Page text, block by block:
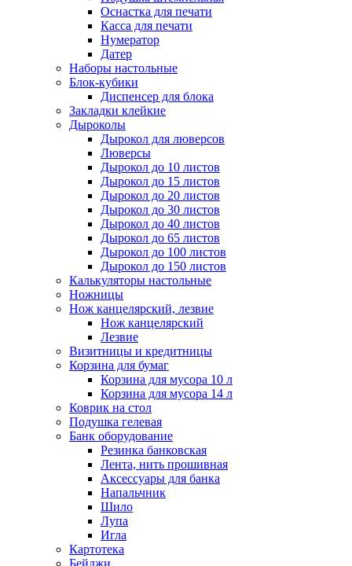
Оснастка для печати
Касса для печати
Нумератор
Датер
Наборы настольные
Блок-кубики
Диспенсер для блока
Закладки клейкие
Дыроколы
Дырокол для люверсов
Люверсы
Дырокол до 10 листов
Дырокол до 15 листов
Дырокол до 20 листов
Дырокол до 30 листов
Дырокол до 40 листов
Дырокол до 65 листов
Дырокол до 100 листов
Дырокол до 150 листов
Калькуляторы настольные
Ножницы
Нож канцелярский, лезвие
Нож канцелярский
Лезвие
Визитницы и кредитницы
Корзина для бумаг
Корзина для мусора 10 л
Корзина для мусора 14 л
Коврик на стол
Подушка гелевая
Банк оборудование
Резинка банковская
Лента, нить прошивная
Аксессуары для банка
Напальчник
Шило
Лупа
Игла
Картотека